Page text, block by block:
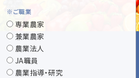
※ご職業
専業農家
兼業農家
農業法人
JA職員
農業指導・研究